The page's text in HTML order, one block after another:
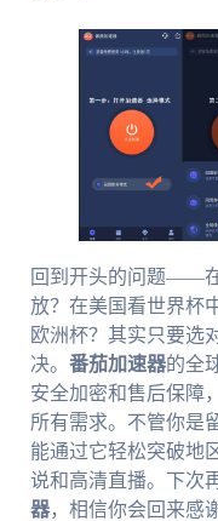
回到开头的问题——
放？在美国看世界杯
欧洲杯？其实只要选
决。 番茄加速器的全
安全加密和售后保障
所有需求。不管你是
能通过它轻松突破地
说和高清直播。下次
器，相信你会回来感